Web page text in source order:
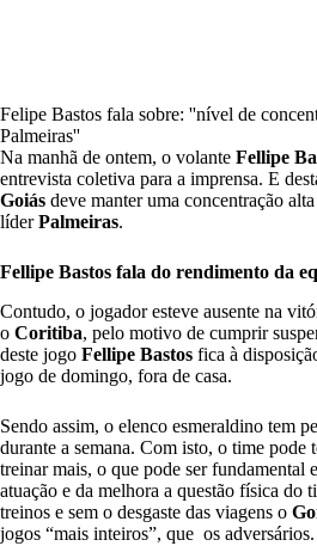
Felipe Bastos fala sobre: ''nível de
Palmeiras''
Na manhã de ontem, o volante Fellipe
entrevista coletiva para a imprensa. E
Goiás deve manter uma concentração
líderPalmeiras.
Fellipe Bastos fala do rendimento da
Contudo, o jogador esteve ausente na
o Coritiba, pelo motivo de cumprir
deste jogo Fellipe Bastos fica à
jogo de domingo, fora de casa.
Sendo assim, o elenco esmeraldino tem
durante a semana. Com isto, o time pode
treinar mais, o que pode ser fundamental
atuação e da melhora a questão física do
treinos e sem o desgaste das viagens o
jogos “mais inteiros”, que os adversários.